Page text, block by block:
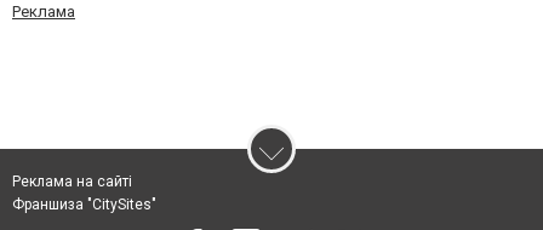
Реклама
Реклама на сайті
Франшиза "CitySites"